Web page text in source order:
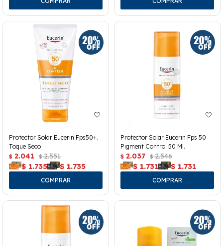
Protector Solar Eucerin Fps50+.
Toque Seco
$ 2.041 $ 2.551
$ 1.735 $ 1.735
Protector Solar Eucerin Fps 50
Pigment Control 50 Ml.
$ 2.037 $ 2.546
$ 1.731 $ 1.731